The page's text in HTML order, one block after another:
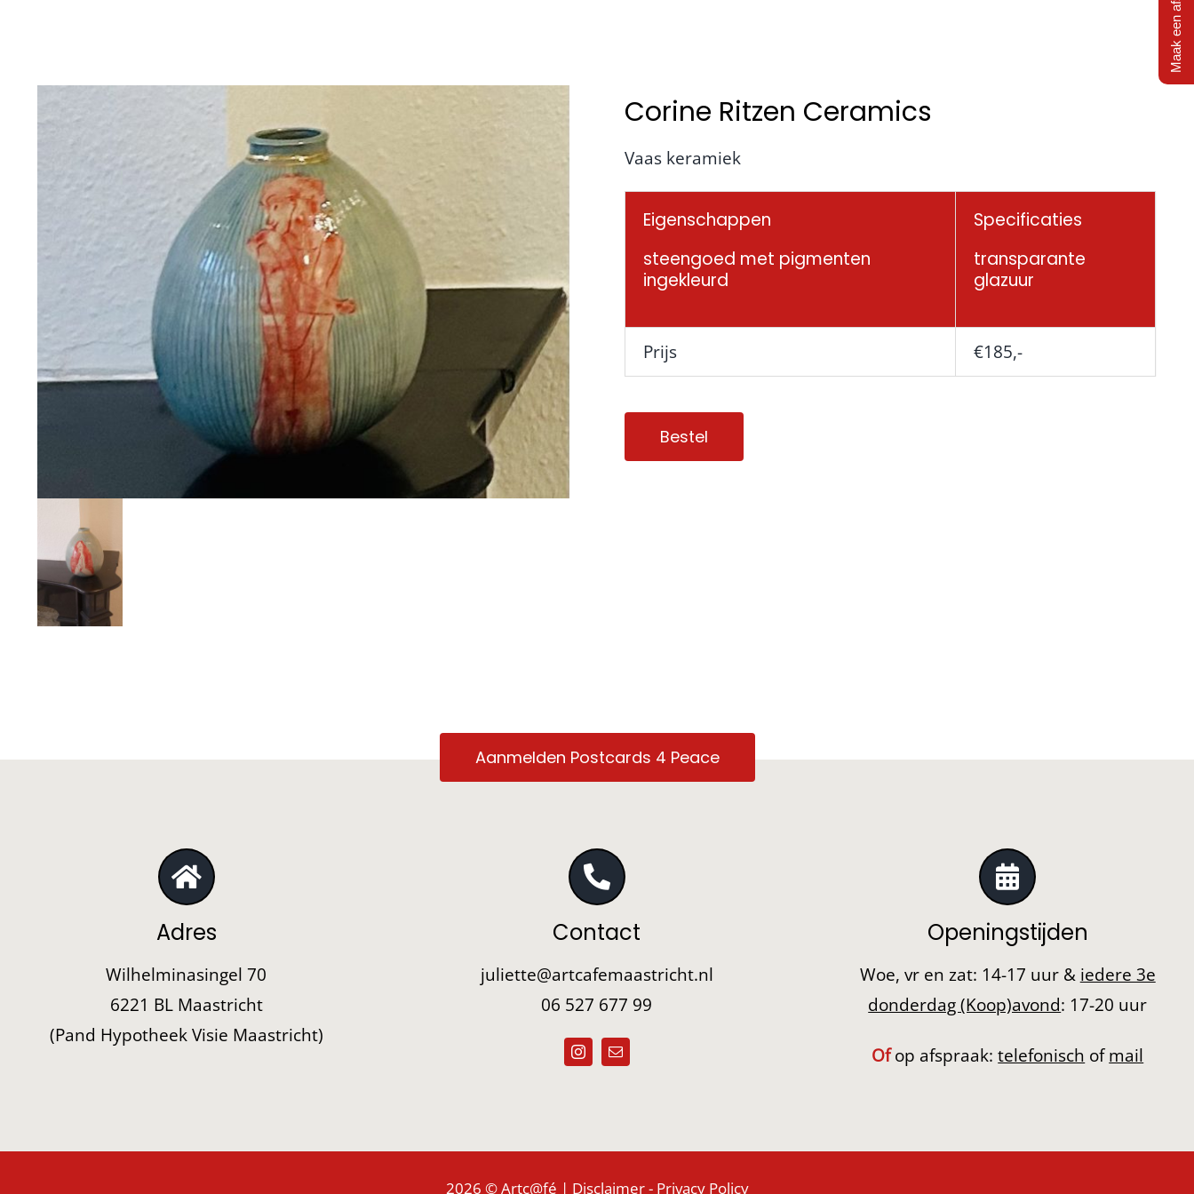
Corine Ritzen Ceramics
Vaas keramiek
Eigenschappen
steengoed met pigmenten
ingekleurd
Specificaties
transparante
glazuur
Prijs €185,-
Bestel
Aanmelden Postcards 4 Peace
Adres
Wilhelminasingel 70
6221 BL Maastricht
(Pand Hypotheek Visie Maastricht)
Contact
juliette@artcafemaastricht.nl
06 527 677 99
Openingstijden
Woe, vr en zat: 14-17 uur & iedere 3e
donderdag (Koop)avond: 17-20 uur
Ofop afspraak:telefonisch ofmail
2026 © Artc@fé | Disclaimer- Privacy Policy